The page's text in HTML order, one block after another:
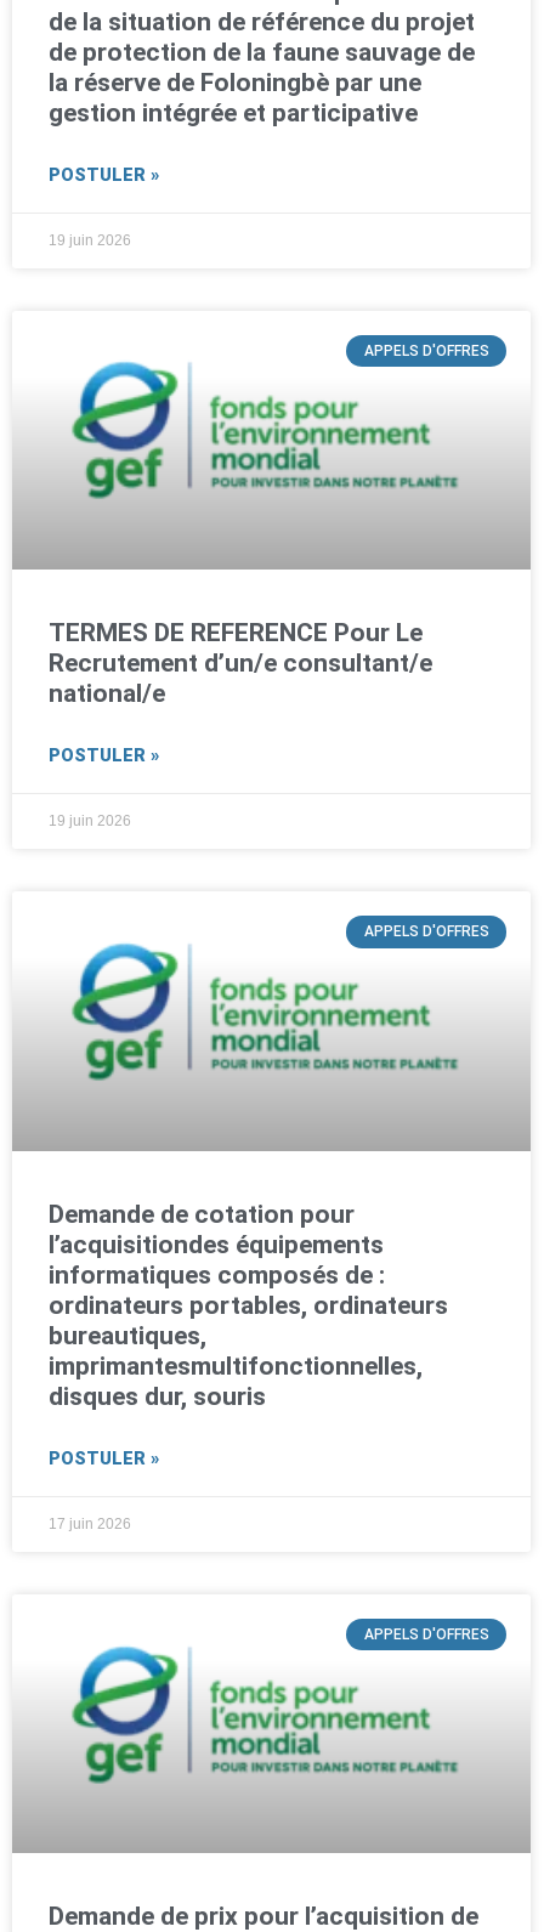
de la situation de référence du projet
de protection de la faune sauvage de
la réserve de Foloningbè par une
gestion intégrée et participative
POSTULER »
19 juin 2026
APPELS D'OFFRES
TERMES DE REFERENCE Pour Le
Recrutement d’un/e consultant/e
national/e
POSTULER »
19 juin 2026
APPELS D'OFFRES
Demande de cotation pour
l’acquisitiondes équipements
informatiques composés de :
ordinateurs portables, ordinateurs
bureautiques,
imprimantesmultifonctionnelles,
disques dur, souris
POSTULER »
17 juin 2026
APPELS D'OFFRES
Demande de prix pour l’acquisition de